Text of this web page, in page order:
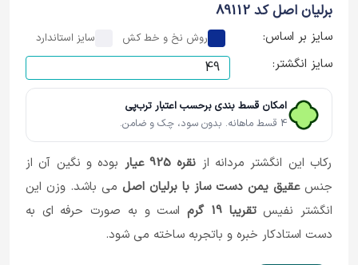
برلیان اصل کد 89112
سایز بر اساس: روش نخ و خط کش سایز استاندارد
سایز انگشتر:
امکان قسط بندی برحسب اعتبار ترب‌پی
4 قسط ماهانه. بدون سود، چک و ضامن.
رکاب این انگشتر مردانه از نقره 925 عیار
بوده و نگین آن از
جنسعقیق یمن دست ساز با برلیان اصل می باشد. وزن این
انگشتر نفیستقریبا 19 گرم
است و به صورت حرفه ای به
دست استادکار خبره و باتجربه ساخته می شود.